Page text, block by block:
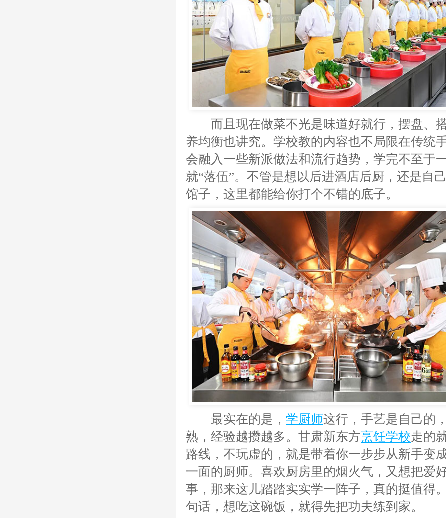
而且现在做菜不光是味道好就行，摆盘、
养均衡也讲究。学校教的内容也不局限在传统
会融入一些新派做法和流行趋势，学完不至于
就“落伍”。不管是想以后进酒店后厨，还是自
馆子，这里都能给你打个不错的底子。
最实在的是， 学厨师这行，手艺是自己的
熟，经验越攒越多。甘肃新东方烹饪学校走的
路线，不玩虚的，就是带着你一步步从新手变
一面的厨师。喜欢厨房里的烟火气，又想把爱
事，那来这儿踏踏实实学一阵子，真的挺值得
句话，想吃这碗饭，就得先把功夫练到家。